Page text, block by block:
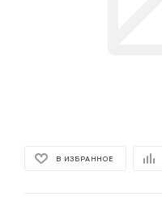
В ИЗБРАННОЕ